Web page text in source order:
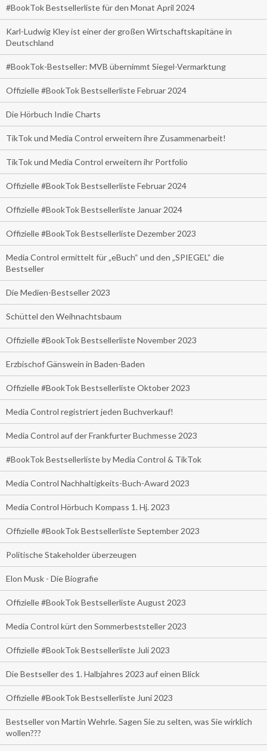
#BookTok Bestsellerliste für den Monat April 2024
Karl-Ludwig Kley ist einer der großen Wirtschaftskapitäne in
Deutschland
#BookTok-Bestseller: MVB übernimmt Siegel-Vermarktung
Offizielle #BookTok Bestsellerliste Februar 2024
Die Hörbuch Indie Charts
TikTok und Media Control erweitern ihre Zusammenarbeit!
TikTok und Media Control erweitern ihr Portfolio
Offizielle #BookTok Bestsellerliste Februar 2024
Offizielle #BookTok Bestsellerliste Januar 2024
Offizielle #BookTok Bestsellerliste Dezember 2023
Media Control ermittelt für „eBuch“ und den „SPIEGEL“ die
Bestseller
Die Medien-Bestseller 2023
Schüttel den Weihnachtsbaum
Offizielle #BookTok Bestsellerliste November 2023
Erzbischof Gänswein in Baden-Baden
Offizielle #BookTok Bestsellerliste Oktober 2023
Media Control registriert jeden Buchverkauf!
Media Control auf der Frankfurter Buchmesse 2023
#BookTok Bestsellerliste by Media Control & TikTok
Media Control Nachhaltigkeits-Buch-Award 2023
Media Control Hörbuch Kompass 1. Hj. 2023
Offizielle #BookTok Bestsellerliste September 2023
Politische Stakeholder überzeugen
Elon Musk - Die Biografie
Offizielle #BookTok Bestsellerliste August 2023
Media Control kürt den Sommerbeststeller 2023
Offizielle #BookTok Bestsellerliste Juli 2023
Die Bestseller des 1. Halbjahres 2023 auf einen Blick
Offizielle #BookTok Bestsellerliste Juni 2023
Bestseller von Martin Wehrle. Sagen Sie zu selten, was Sie wirklich
wollen???